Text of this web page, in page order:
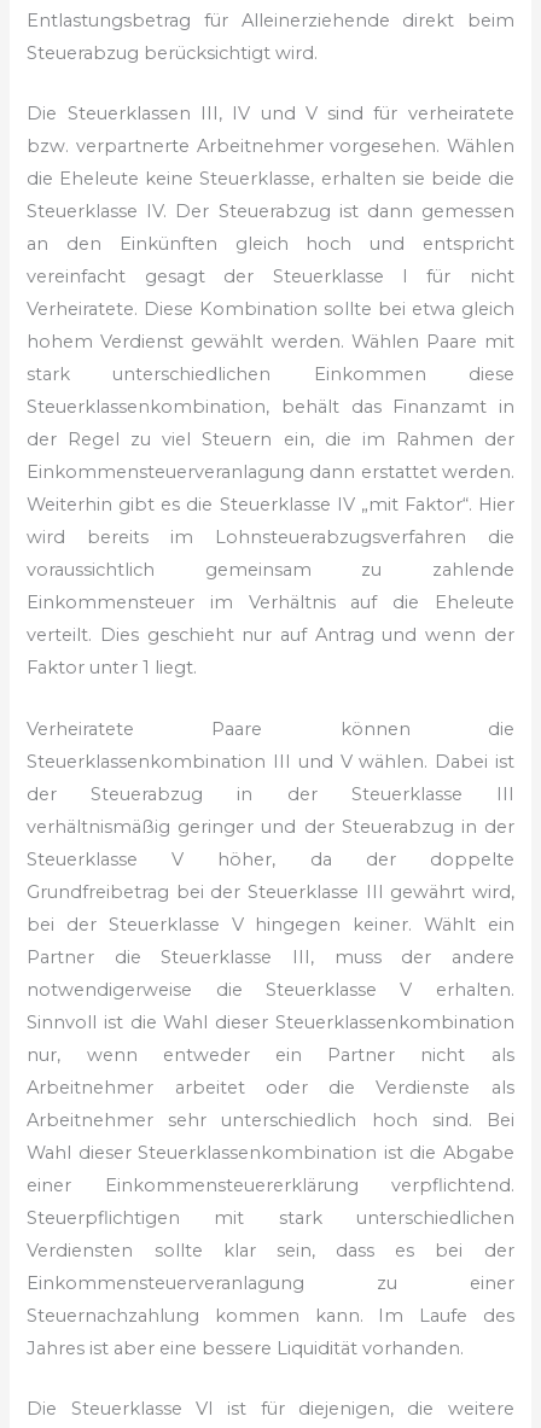
Entlastungsbetrag für Alleinerziehende direkt beim
Steuerabzug berücksichtigt wird.
Die Steuerklassen III, IV und V sind für verheiratete
bzw. verpartnerte Arbeitnehmer vorgesehen. Wählen
die Eheleute keine Steuerklasse, erhalten sie beide die
Steuerklasse IV. Der Steuerabzug ist dann gemessen
an den Einkünften gleich hoch und entspricht
vereinfacht gesagt der Steuerklasse I für nicht
Verheiratete. Diese Kombination sollte bei etwa gleich
hohem Verdienst gewählt werden. Wählen Paare mit
stark unterschiedlichen Einkommen diese
Steuerklassenkombination, behält das Finanzamt in
der Regel zu viel Steuern ein, die im Rahmen der
Einkommensteuerveranlagung dann erstattet werden.
Weiterhin gibt es die Steuerklasse IV „mit Faktor“. Hier
wird bereits im Lohnsteuerabzugsverfahren die
voraussichtlich gemeinsam zu zahlende
Einkommensteuer im Verhältnis auf die Eheleute
verteilt. Dies geschieht nur auf Antrag und wenn der
Faktor unter 1 liegt.
Verheiratete Paare können die
Steuerklassenkombination III und V wählen. Dabei ist
der Steuerabzug in der Steuerklasse III
verhältnismäßig geringer und der Steuerabzug in der
Steuerklasse V höher, da der doppelte
Grundfreibetrag bei der Steuerklasse III gewährt wird,
bei der Steuerklasse V hingegen keiner. Wählt ein
Partner die Steuerklasse III, muss der andere
notwendigerweise die Steuerklasse V erhalten.
Sinnvoll ist die Wahl dieser Steuerklassenkombination
nur, wenn entweder ein Partner nicht als
Arbeitnehmer arbeitet oder die Verdienste als
Arbeitnehmer sehr unterschiedlich hoch sind. Bei
Wahl dieser Steuerklassenkombination ist die Abgabe
einer Einkommensteuererklärung verpflichtend.
Steuerpflichtigen mit stark unterschiedlichen
Verdiensten sollte klar sein, dass es bei der
Einkommensteuerveranlagung zu einer
Steuernachzahlung kommen kann. Im Laufe des
Jahres ist aber eine bessere Liquidität vorhanden.
Die Steuerklasse VI ist für diejenigen, die weitere